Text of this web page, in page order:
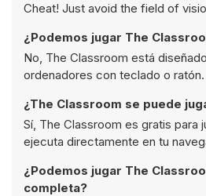
Cheat! Just avoid the field of
¿Podemos jugar The
No, The Classroom está
ordenadores con teclado o ratón.
¿The Classroom se puede
Sí, The Classroom es gratis para
ejecuta directamente en tu
¿Podemos jugar The
completa?